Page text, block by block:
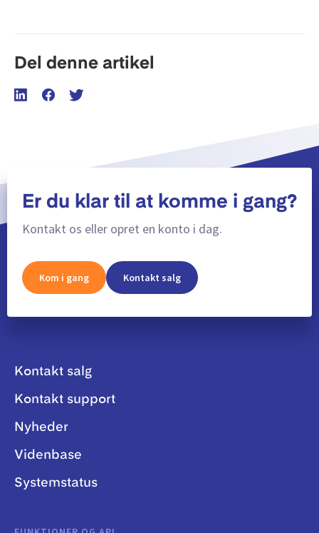
Del denne artikel
Er du klar til at komme i gang?
Kontakt os eller opret en konto i dag.
Kom i gang Kontakt salg
Kontakt salg
Kontakt support
Nyheder
Videnbase
Systemstatus